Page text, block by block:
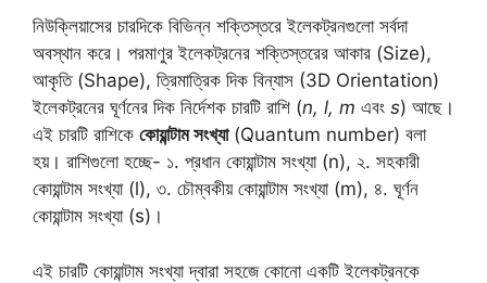
নিউক্লিয়াসের চারদিকে বিভিন্ন শক্তিস্তরে ইলেকট্রনগুলো সর্বদা
অবস্থান করে। পরমাণুর ইলেকট্রনের শক্তিস্তরের আকার (Size),
আকৃতি (Shape), ত্রিমাত্রিক দিক বিন্যাস (3D Orientation)
ইলেকট্রনের ঘূর্ণনের দিক নির্দেশক চারটি রাশি (n, l, m এবং s) আছে।
এই চারটি রাশিকে কোয়ান্টাম সংখ্যা(Quantum number) বলা
হয়। রাশিগুলো হচ্ছে- ১. প্রধান কোয়ান্টাম সংখ্যা (n), ২. সহকারী
কোয়ান্টাম সংখ্যা (l), ৩. চৌম্বকীয় কোয়ান্টাম সংখ্যা (m), ৪. ঘূর্ণন
কোয়ান্টাম সংখ্যা (s)।
এই চারটি কোয়ান্টাম সংখ্যা দ্বারা সহজে কোনো একটি ইলেকট্রনকে